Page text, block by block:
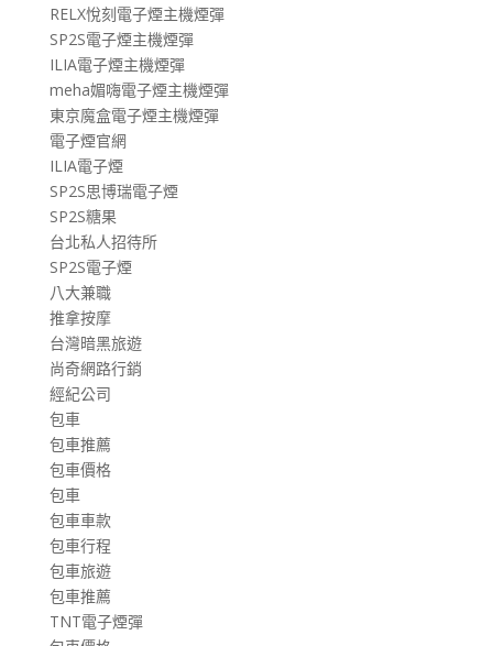
RELX悅刻電子煙主機煙彈
SP2S電子煙主機煙彈
ILIA電子煙主機煙彈
meha媚嗨電子煙主機煙彈
東京魔盒電子煙主機煙彈
電子煙官網
ILIA電子煙
SP2S思博瑞電子煙
SP2S糖果
台北私人招待所
SP2S電子煙
八大兼職
推拿按摩
台灣暗黑旅遊
尚奇網路行銷
經紀公司
包車
包車推薦
包車價格
包車
包車車款
包車行程
包車旅遊
包車推薦
TNT電子煙彈